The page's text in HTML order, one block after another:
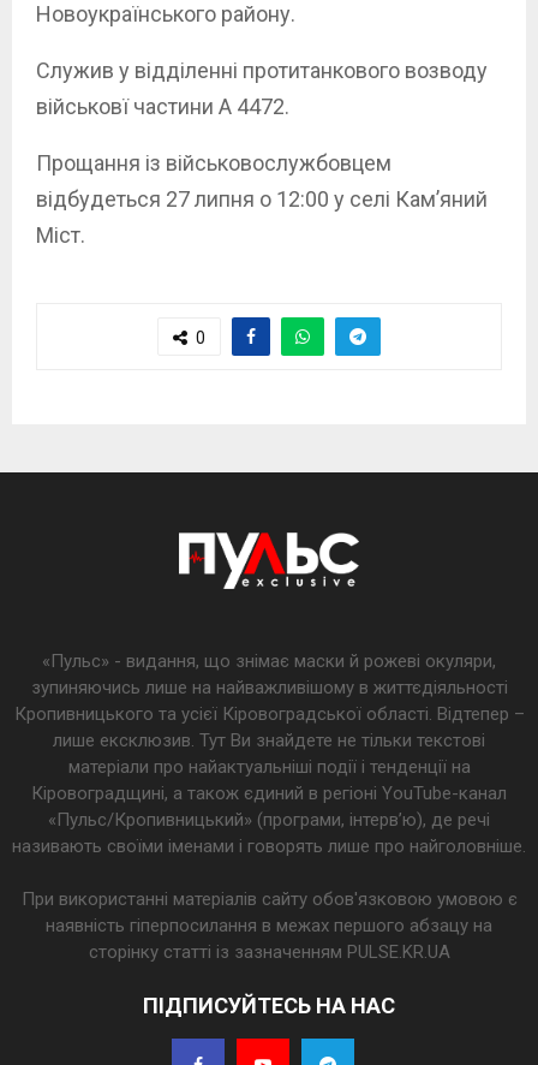
Новоукраїнського району.
Служив у відділенні протитанкового возводу
військовї частини А 4472.
Прощання із військовослужбовцем
відбудеться 27 липня о 12:00 у селі Кам’яний
Міст.
0
«Пульс» - видання, що знімає маски й рожеві окуляри,
зупиняючись лише на найважливішому в життєдіяльності
Кропивницького та усієї Кіровоградської області. Відтепер –
лише ексклюзив. Тут Ви знайдете не тільки текстові
матеріали про найактуальніші події і тенденції на
Кіровоградщині, а також єдиний в регіоні YouTube-канал
«Пульс/Кропивницький» (програми, інтерв’ю), де речі
називають своїми іменами і говорять лише про найголовніше.
При використанні матеріалів сайту обов'язковою умовою є
наявність гіперпосилання в межах першого абзацу на
сторінку статті із зазначенням PULSE.KR.UA
ПІДПИСУЙТЕСЬ НА НАС